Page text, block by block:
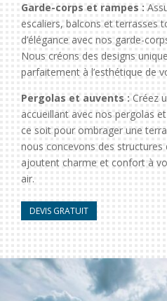
Garde-corps et rampes :
escaliers, balcons et terrasses
d’élégance avec nos garde-
Nous créons des designs
parfaitement à l’esthétique de
Pergolas et auvents : Créez
accueillant avec nos pergolas
ce soit pour ombrager une
nous concevons des
ajoutent charme et confort à
air.
DEVIS GRATUIT